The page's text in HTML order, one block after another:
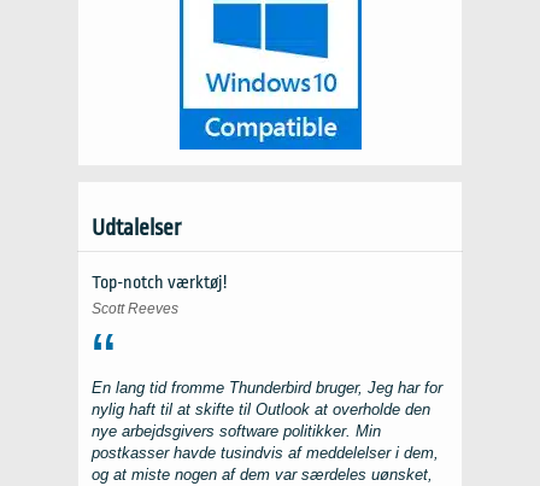
Udtalelser
Top-notch værktøj!
Scott Reeves
En lang tid fromme Thunderbirdbruger, Jeg har for
nylig haft til at skifte til Outlook at overholde den
nye arbejdsgivers software politikker. Min
postkasser havde tusindvis af meddelelser i dem,
og at miste nogen af dem var særdeles uønsket,